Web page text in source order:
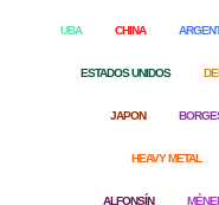
UBA CHINA
ESTADOS UNIDOS
JAPON
HEAVY METAL
ALFONSÍN